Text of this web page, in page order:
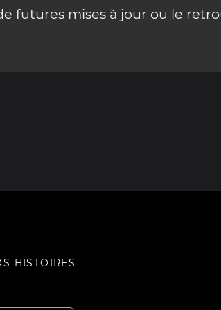
futures mises à jour ou le
HISTOIRES